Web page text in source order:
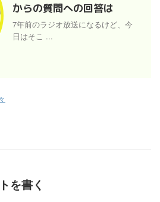
からの質問への回答は
7年前のラジオ放送になるけど、今
日はそこ ...
を書く